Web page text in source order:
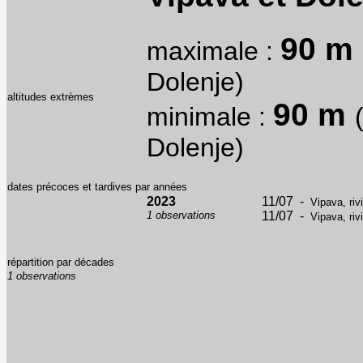
altitudes extrèmes
maximale : 90 m
Dolenje)
minimale : 90 m
Dolenje)
dates précoces et tardives par années
2023
1 observations
11/07 - Vipava,
11/07 - Vipava,
répartition par décades
1 observations